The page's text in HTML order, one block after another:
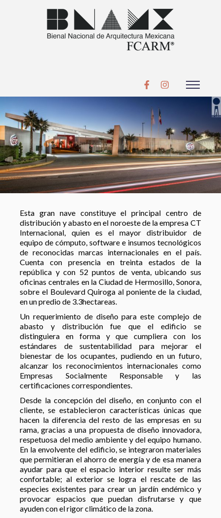
Esta gran nave constituye el principal centro de
distribución y abasto en el noroeste de la empresa CT
Internacional, quien es el mayor distribuidor de
equipo de cómputo, software e insumos tecnológicos
de reconocidas marcas internacionales en el país.
Cuenta con presencia en treinta estados de la
república y con 52 puntos de venta, ubicando sus
oficinas centrales en la Ciudad de Hermosillo, Sonora,
sobre el Boulevard Quiroga al poniente de la ciudad,
en un predio de 3.3hectareas.
Un requerimiento de diseño para este complejo de
abasto y distribución fue que el edificio se
distinguiera en forma y que cumpliera con los
estándares de sustentabilidad para mejorar el
bienestar de los ocupantes, pudiendo en un futuro,
alcanzar los reconocimientos internacionales como
Empresas Socialmente Responsable y las
certificaciones correspondientes.
Desde la concepción del diseño, en conjunto con el
cliente, se establecieron características únicas que
hacen la diferencia del resto de las empresas en su
rama, gracias a una propuesta de diseño innovadora,
respetuosa del medio ambiente y del equipo humano.
En la envolvente del edificio, se integraron materiales
que permitieran el ahorro de energía y de esa manera
ayudar para que el espacio interior resulte ser más
confortable; al exterior se logra el rescate de las
especies existentes para crear un jardín endémico y
provocar espacios que puedan disfrutarse y que
ayuden con el rigor climático de la zona.